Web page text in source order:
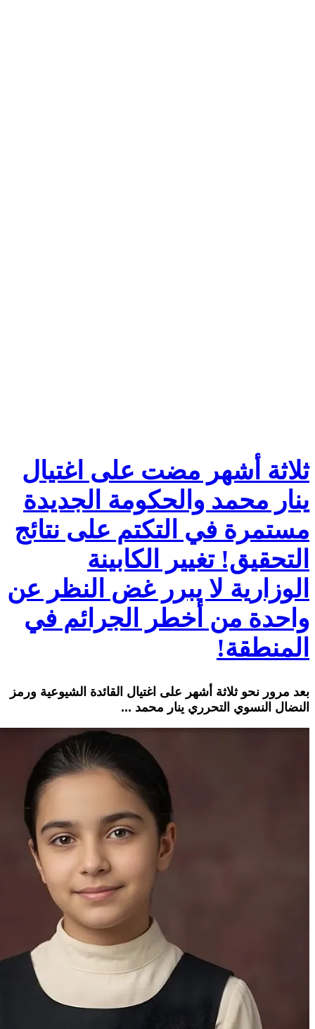
ثلاثة أشهر مضت على اغتيال
ينار محمد والحكومة الجديدة
مستمرة في التكتم على نتائج
التحقيق! تغيير الكابينة
الوزارية لا يبرر غض النظر عن
واحدة من أخطر الجرائم في
المنطقة!
بعد مرور نحو ثلاثة أشهر على اغتيال القائدة الشيوعية ورمز
النضال النسوي التحرري ينار محمد ...